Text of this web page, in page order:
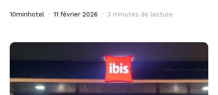
10minhotel 11 février 2026 3 minutes de lecture